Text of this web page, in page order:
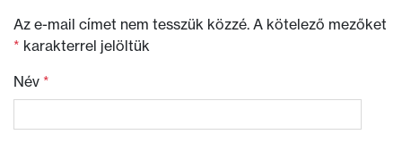
Az e-mail címet nem tesszük közzé. A kötelező mezőket
* karakterrel jelöltük
Név *